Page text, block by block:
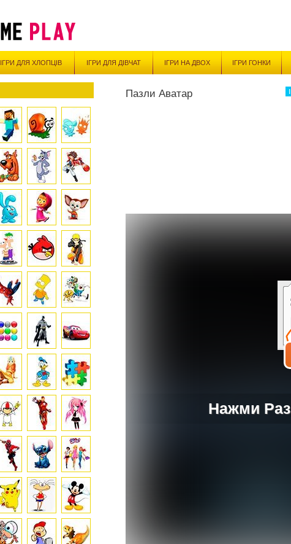
ІГРИ ДЛЯ ХЛОПЦІВ ІГРИ ДЛЯ ДІВЧАТ ІГРИ НА ДВОХ ІГРИ ГОНКИ
Пазли Аватар
Нажми